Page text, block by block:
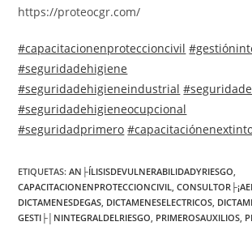
https://proteocgr.com/
#capacitacionenproteccioncivil
#seguridadehigiene
#seguridadehigieneindustrial
#seguridadehigieneocupcional
#seguridadprimero
ETIQUETAS:AN├ÍLISISDEVULNERABILIDADYRIESGO,
CAPACITACIONENPROTECCIONCIVIL,
DICTAMENESDEGAS, DICTAMENESELECTRICOS,
GESTI├│NINTEGRALDELRIESGO, PRIMEROSAUXILIOS,